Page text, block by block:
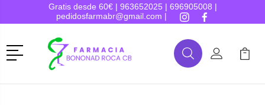
Gratis desde 60€ | 963652025 | 696905008 |
pedidosfarmabr@gmail.com |
Menú
BuscarMi Cuenta
Mi